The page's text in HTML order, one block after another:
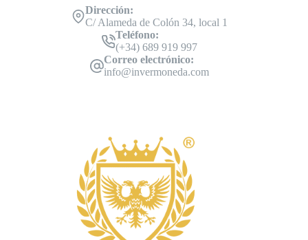
Dirección:
C/ Alameda de Colón 34, local 1
Teléfono:
(+34) 689 919 997
Correo electrónico:
info@invermoneda.com